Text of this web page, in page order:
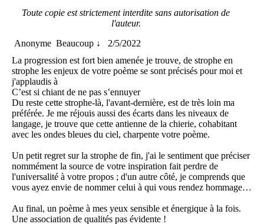
Toute copie est strictement interdite sans autorisation de
l'auteur.
Anonyme Beaucoup ↓
2/5/2022
La progression est fort bien amenée je trouve, de strophe en
strophe les enjeux de votre poème se sont précisés pour moi et
j'applaudis à
C’est si chiant de ne pas s’ennuyer
Du reste cette strophe-là, l'avant-dernière, est de très loin ma
préférée. Je me réjouis aussi des écarts dans les niveaux de
langage, je trouve que cette antienne de la chierie, cohabitant
avec les ondes bleues du ciel, charpente votre poème.
Un petit regret sur la strophe de fin, j'ai le sentiment que préciser
nommément la source de votre inspiration fait perdre de
l'universalité à votre propos ; d'un autre côté, je comprends que
vous ayez envie de nommer celui à qui vous rendez hommage…
Au final, un poème à mes yeux sensible et énergique à la fois.
Une association de qualités pas évidente !